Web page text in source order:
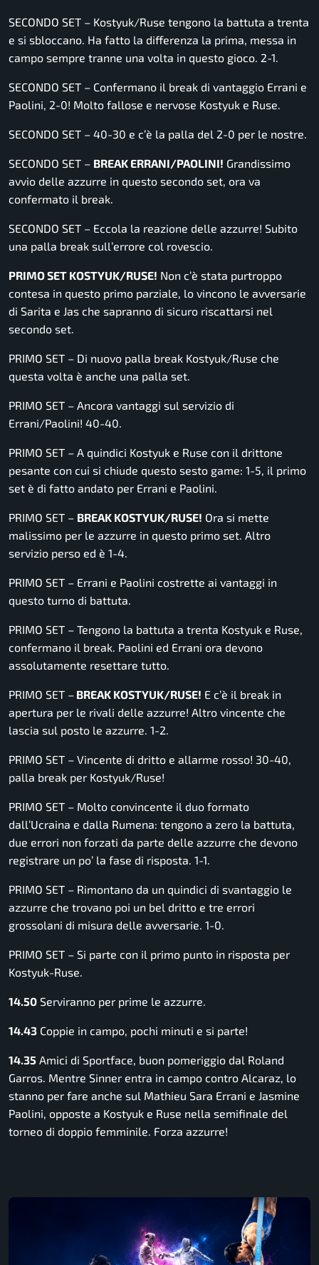
SECONDO SET – Kostyuk/Ruse tengono la battuta a trenta
e si sbloccano. Ha fatto la differenza la prima, messa in
campo sempre tranne una volta in questo gioco. 2-1.
SECONDO SET – Confermano il break di vantaggio Errani e
Paolini, 2-0! Molto fallose e nervose Kostyuk e Ruse.
SECONDO SET – 40-30 e c’è la palla del 2-0 per le nostre.
SECONDO SET – BREAK ERRANI/PAOLINI! Grandissimo
avvio delle azzurre in questo secondo set, ora va
confermato il break.
SECONDO SET – Eccola la reazione delle azzurre! Subito
una palla break sull’errore col rovescio.
PRIMO SET KOSTYUK/RUSE! Non c’è stata purtroppo
contesa in questo primo parziale, lo vincono le avversarie
di Sarita e Jas che sapranno di sicuro riscattarsi nel
secondo set.
PRIMO SET – Di nuovo palla break Kostyuk/Ruse che
questa volta è anche una palla set.
PRIMO SET – Ancora vantaggi sul servizio di
Errani/Paolini! 40-40.
PRIMO SET – A quindici Kostyuk e Ruse con il drittone
pesante con cui si chiude questo sesto game: 1-5, il primo
set è di fatto andato per Errani e Paolini.
PRIMO SET – BREAK KOSTYUK/RUSE! Ora si mette
malissimo per le azzurre in questo primo set. Altro
servizio perso ed è 1-4.
PRIMO SET – Errani e Paolini costrette ai vantaggi in
questo turno di battuta.
PRIMO SET – Tengono la battuta a trenta Kostyuk e Ruse,
confermano il break. Paolini ed Errani ora devono
assolutamente resettare tutto.
PRIMO SET – BREAK KOSTYUK/RUSE! E c’è il break in
apertura per le rivali delle azzurre! Altro vincente che
lascia sul posto le azzurre. 1-2.
PRIMO SET – Vincente di dritto e allarme rosso! 30-40,
palla break per Kostyuk/Ruse!
PRIMO SET – Molto convincente il duo formato
dall’Ucraina e dalla Rumena: tengono a zero la battuta,
due errori non forzati da parte delle azzurre che devono
registrare un po’ la fase di risposta. 1-1.
PRIMO SET – Rimontano da un quindici di svantaggio le
azzurre che trovano poi un bel dritto e tre errori
grossolani di misura delle avversarie. 1-0.
PRIMO SET – Si parte con il primo punto in risposta per
Kostyuk-Ruse.
14.50 Serviranno per prime le azzurre.
14.43 Coppie in campo, pochi minuti e si parte!
14.35 Amici di Sportface, buon pomeriggio dal Roland
Garros. Mentre Sinner entra in campo contro Alcaraz, lo
stanno per fare anche sul Mathieu Sara Errani e Jasmine
Paolini, opposte a Kostyuk e Ruse nella semifinale del
torneo di doppio femminile. Forza azzurre!